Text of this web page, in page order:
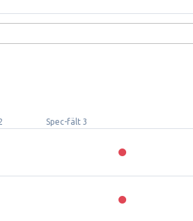
Spec-fält 3